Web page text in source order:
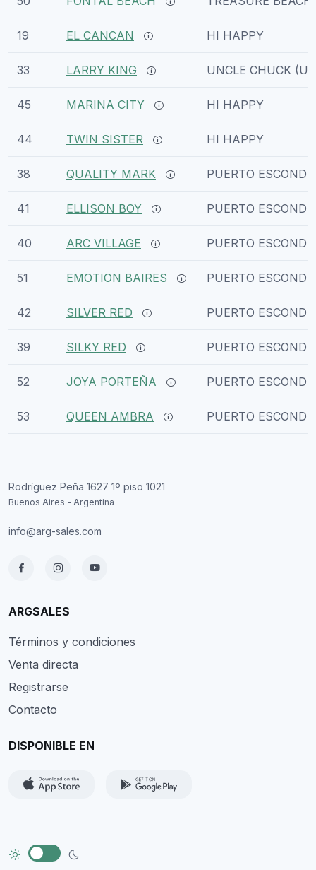
19 EL CANCAN HI HAPPY
33 LARRY KING UNCLE CHUCK
45 MARINA CITY HI HAPPY
44 TWIN SISTER HI HAPPY
38 QUALITY MARK PUERTO
41 ELLISON BOY PUERTO
40 ARC VILLAGE PUERTO
51 EMOTION BAIRES PUERTO
42 SILVER RED PUERTO
39 SILKY RED PUERTO
52 JOYA PORTEÑA PUERTO
53 QUEEN AMBRA PUERTO
Rodríguez Peña 1627 1º piso 1021
Buenos Aires - Argentina
info@arg-sales.com
ARGSALES
Términos y condiciones
Venta directa
Registrarse
Contacto
DISPONIBLE EN